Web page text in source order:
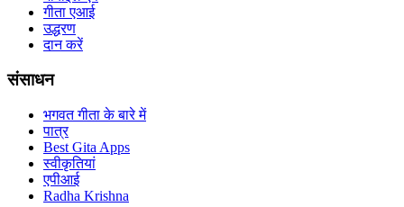
गीता एआई
उद्धरण
दान करें
संसाधन
भगवत गीता के बारे में
पात्र
Best Gita Apps
स्वीकृतियां
एपीआई
Radha Krishna